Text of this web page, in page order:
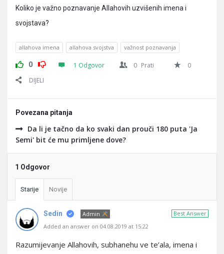
Koliko je važno poznavanje Allahovih uzvišenih imena i
svojstava?
allahova imena allahova svojstva važnost poznavanja
0 1 Odgovor 0 Prati
0
DIJELI
Povezana pitanja
Da li je tačno da ko svaki dan prouči 180 puta 'Ja
Semi' bit će mu primljene dove?
1 Odgovor
Starije Novije
Best Answer
Sedin
Admin
Added an answer on 04.08.2019 at 15:22
Razumijevanje Allahovih, subhanehu ve te’ala, imena i